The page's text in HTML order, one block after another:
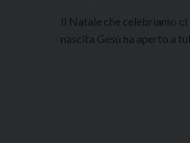
Il Natale che celebriamo
nascita Gesù ha aperto a